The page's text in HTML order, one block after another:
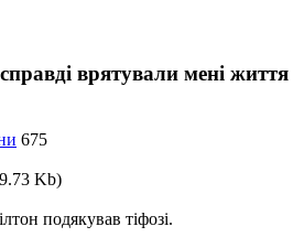
врятували мені життя
675
подякував тіфозі.